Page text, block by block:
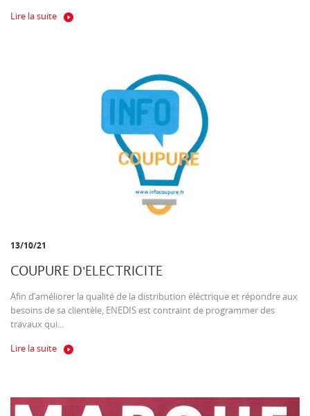
Lire la suite
13/10/21
COUPURE D'ELECTRICITE
Afin d’améliorer la qualité de la distribution éléctrique et répondre aux
besoins de sa clientèle, ENEDIS est contraint de programmer des
travaux qui...
Lire la suite